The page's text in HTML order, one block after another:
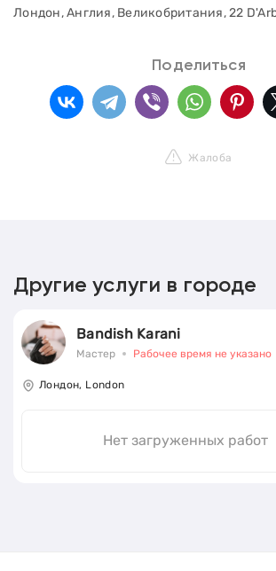
Лондон, Англия, Великобритания, 22
Поделиться
Жалоба
Другие услуги в городе
Bandish Karani
Мастер Рабочее время не указано
Лондон, London
Нет загруженных работ